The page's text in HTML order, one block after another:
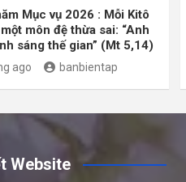
Mục vụ 2026 : Mỗi Kitô
môn đệ thừa sai: “Anh
sáng thế gian” (Mt 5,14)
ago banbientap
Website